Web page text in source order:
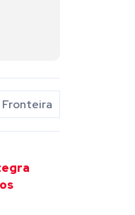
Fronteira